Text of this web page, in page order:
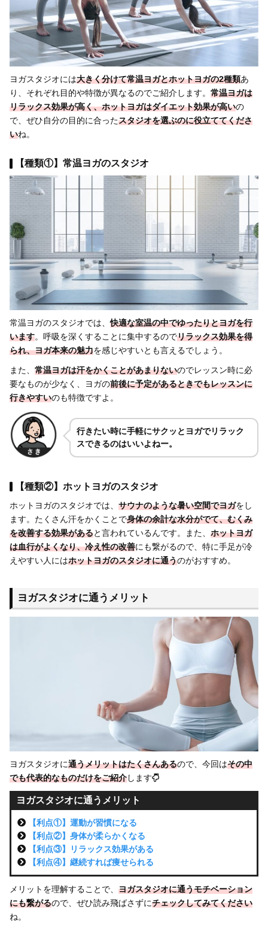
ヨガスタジオには大きく分けて常温ヨガとホットヨガの2種類あ
り、それぞれ目的や特徴が異なるのでご紹介します。 常温ヨガは
リラックス効果が高く、ホットヨガはダイエット効果が高いの
で、ぜひ自分の目的に合ったスタジオを選ぶのに役立ててくださ
いね。
【種類①】常温ヨガのスタジオ
常温ヨガのスタジオでは、快適な室温の中でゆったりとヨガを行
います。呼吸を深くすることに集中するのでリラックス効果を得
られ、ヨガ本来の魅力を感じやすいとも言えるでしょう。
また、 常温ヨガは汗をかくことがあまりないのでレッスン時に必
要なものが少なく、ヨガの前後に予定があるときでもレッスンに
行きやすいのも特徴ですよ。
行きたい時に手軽にサクッとヨガでリラック
スできるのはいいよねー。
【種類②】ホットヨガのスタジオ
ホットヨガのスタジオでは、 サウナのような暑い空間でヨガをし
ます。たくさん汗をかくことで身体の余計な水分がでて、むくみ
を改善する効果があると言われているんです。また、 ホットヨガ
は血行がよくなり、冷え性の改善にも繋がるので、特に手足が冷
えやすい人にはホットヨガのスタジオに通うのがおすすめ。
ヨガスタジオに通うメリット
ヨガスタジオに通うメリットはたくさんあるので、今回はその中
でも代表的なものだけをご紹介します
ヨガスタジオに通うメリット
【利点①】運動が習慣になる
【利点②】身体が柔らかくなる
【利点③】リラックス効果がある
【利点④】継続すれば痩せられる
メリットを理解することで、 ヨガスタジオに通うモチベーション
にも繋がるので、ぜひ読み飛ばさずにチェックしてみてください
ね。